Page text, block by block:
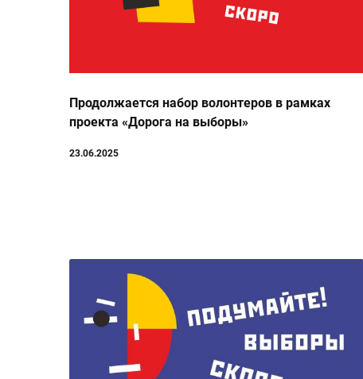
Продолжается набор волонтеров в рамках
проекта «Дорога на выборы»
23.06.2025